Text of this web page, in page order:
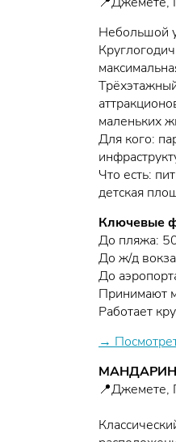
Небольшой
маленьких
Для кого:
Что есть:
детская
Ключевые
До пляжа:
До ж/д
До
Принимают
Работает
→
📍Джемете,